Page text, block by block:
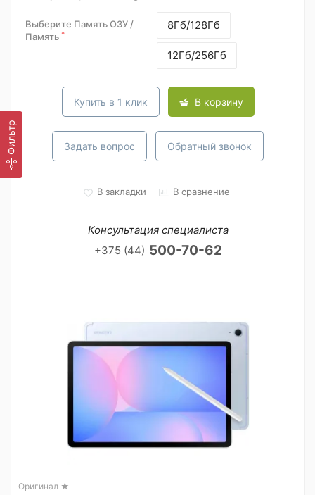
Фильтр
Выберите Память ОЗУ /
Память *
8Гб/128Гб
12Гб/256Гб
Купить в 1 клик В корзину
Задать вопрос Обратный звонок
В закладки В сравнение
Консультация специалиста
+375 (44) 500-70-62
Оригинал ★